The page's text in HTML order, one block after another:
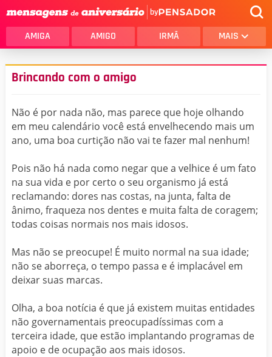
by
AMIGA AMIGO IRMÃ MAIS
Brincando com o amigo
Não é por nada não, mas parece que hoje olhando
em meu calendário você está envelhecendo mais um
ano, uma boa curtição não vai te fazer mal nenhum!
Pois não há nada como negar que a velhice é um fato
na sua vida e por certo o seu organismo já está
reclamando: dores nas costas, na junta, falta de
ânimo, fraqueza nos dentes e muita falta de coragem;
todas coisas normais nos mais idosos.
Mas não se preocupe! É muito normal na sua idade;
não se aborreça, o tempo passa e é implacável em
deixar suas marcas.
Olha, a boa notícia é que já existem muitas entidades
não governamentais preocupadíssimas com a
terceira idade, que estão implantando programas de
apoio e de ocupação aos mais idosos.